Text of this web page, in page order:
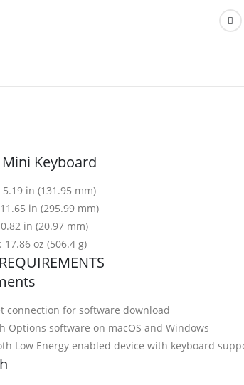
Mini Keyboard
in (131.95 mm)
in (295.99 mm)
in (20.97 mm)
17.86 oz (506.4 g)
connection for software download
Options software on macOS and Windows
Low Energy enabled device with keyboard